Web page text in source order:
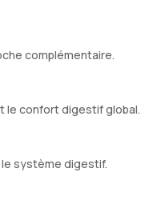
complémentaire.
le confort digestif global.
système digestif.